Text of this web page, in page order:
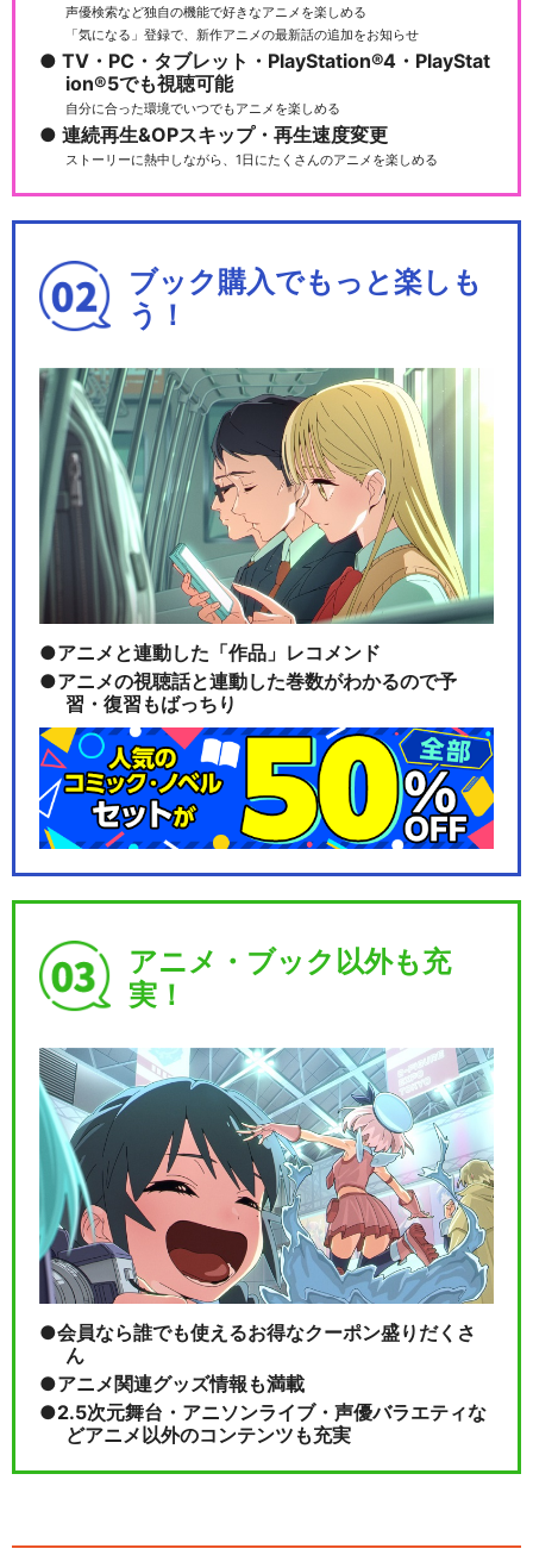
声優検索など独自の機能で好きなアニメを楽しめる
「気になる」登録で、新作アニメの最新話の追加をお知らせ
TV・PC・タブレット・PlayStation®4・PlayStat
ion®5でも視聴可能
自分に合った環境でいつでもアニメを楽しめる
連続再生&OPスキップ・再生速度変更
ストーリーに熱中しながら、1日にたくさんのアニメを楽しめる
ブック購入でもっと楽しも
う！
アニメと連動した「作品」レコメンド
アニメの視聴話と連動した巻数がわかるので予
習・復習もばっちり
アニメ・ブック以外も充
実！
会員なら誰でも使えるお得なクーポン盛りだくさ
ん
アニメ関連グッズ情報も満載
2.5次元舞台・アニソンライブ・声優バラエティな
どアニメ以外のコンテンツも充実